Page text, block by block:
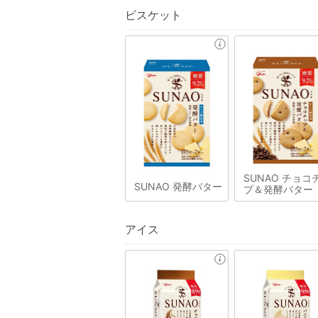
ビスケット
SUNAO 発酵バター
SUNAO チョコ
プ＆発酵バター
アイス